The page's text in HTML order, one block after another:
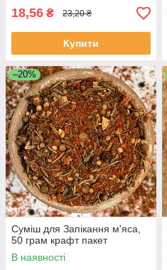
18,56 ₴ 23,20 ₴
Купити
–20%
Суміш для Запікання м'яса,
50 грам крафт пакет
В наявності